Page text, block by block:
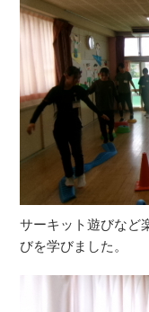
サーキット遊びなど
びを学びました。